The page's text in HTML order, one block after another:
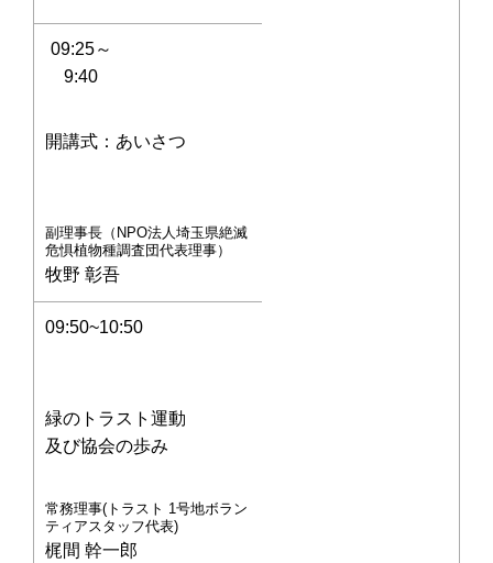
09:25～
9:40
開講式：あいさつ
副理事長（NPO法人埼玉県絶滅
危惧植物種調査団代表理事）
牧野 彰吾
09:50~10:50
緑のトラスト運動
及び協会の歩み
常務理事(トラスト 1号地ボラン
ティアスタッフ代表)
梶間 幹一郎